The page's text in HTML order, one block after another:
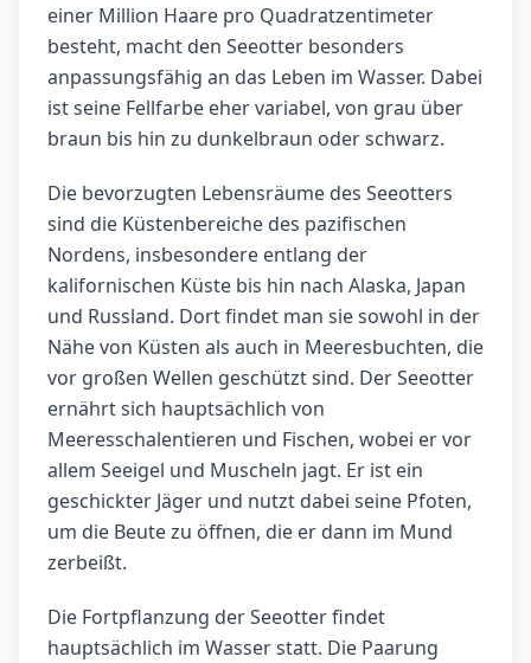
einer Million Haare pro Quadratzentimeter
besteht, macht den Seeotter besonders
anpassungsfähig an das Leben im Wasser. Dabei
ist seine Fellfarbe eher variabel, von grau über
braun bis hin zu dunkelbraun oder schwarz.
Die bevorzugten Lebensräume des Seeotters
sind die Küstenbereiche des pazifischen
Nordens, insbesondere entlang der
kalifornischen Küste bis hin nach Alaska, Japan
und Russland. Dort findet man sie sowohl in der
Nähe von Küsten als auch in Meeresbuchten, die
vor großen Wellen geschützt sind. Der Seeotter
ernährt sich hauptsächlich von
Meeresschalentieren und Fischen, wobei er vor
allem Seeigel und Muscheln jagt. Er ist ein
geschickter Jäger und nutzt dabei seine Pfoten,
um die Beute zu öffnen, die er dann im Mund
zerbeißt.
Die Fortpflanzung der Seeotter findet
hauptsächlich im Wasser statt. Die Paarung